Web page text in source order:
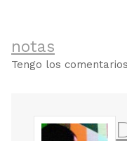
notas
Tengo los